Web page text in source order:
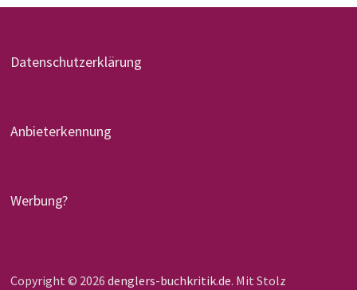
Datenschutzerklärung
Anbieterkennung
Werbung?
Copyright © 2026 denglers-buchkritik.de. Mit Stolz